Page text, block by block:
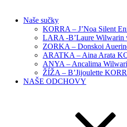
Naše sučky
KORRA – J’Noa Silent
LARA -B’Laure Wilwarin
ZORKA – Donskoi
ARATKA – Aina Arata
ANYA – Ancalima
ŽÍŽA – B’Jijoulette
NAŠE ODCHOVY